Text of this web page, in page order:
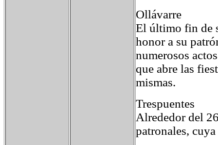
Ollávarre
El último fin de
honor a su
numerosos
que abre las
mismas.
Trespuentes
Alrededor del
patronales,